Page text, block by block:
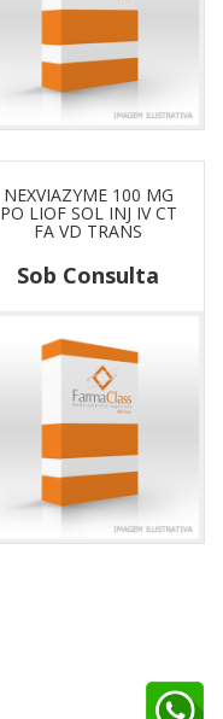
NEXVIAZYME 100 MG
PO LIOF SOL INJ IV CT
FA VD TRANS
Sob Consulta